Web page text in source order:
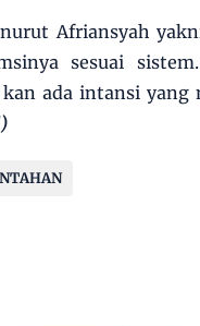
Afriansyah
sesuai
ada intansi yang